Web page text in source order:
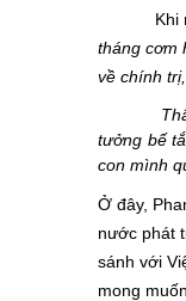
Khi mới
tháng cơm
về chính
Thấy
tưởng bế
con mình
Ở đây,
nước phát
sánh với
mong